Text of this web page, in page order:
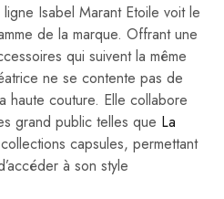
Isabel Marant Etoile voit le
de la marque. Offrant une
qui suivent la même
ne se contente pas de
haute couture. Elle collabore
grand public telles que La
capsules, permettant
à son style